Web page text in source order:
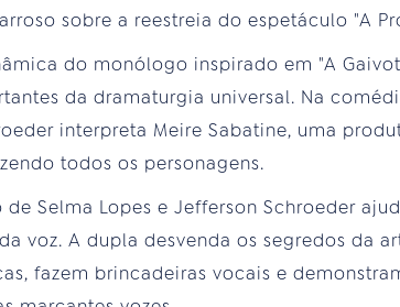
sobre a reestreia do espetáculo "A
do monólogo inspirado em "A
da dramaturgia universal. Na
interpreta Meire Sabatine, uma
todos os personagens.
Selma Lopes e Jefferson Schroeder
voz. A dupla desvenda os segredos da
fazem brincadeiras vocais e